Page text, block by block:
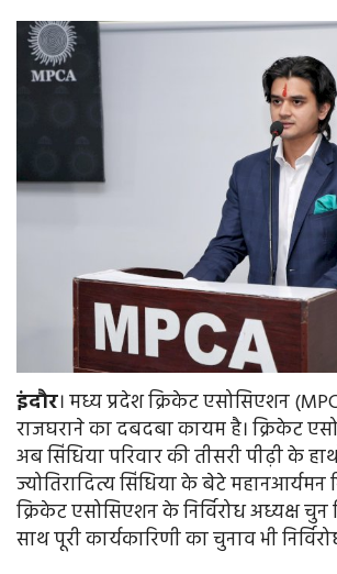
Home
इंदौर। मध्य प्रदेश क्रिकेट एसोसिएशन
राजघराने का दबदबा कायम है। क्रिकेट
अब सिंधिया परिवार की तीसरी पीढ़ी के
ज्योतिरादित्य सिंधिया के बेटे महानआर्यमन
क्रिकेट एसोसिएशन के निर्विरोध अध्यक्ष
साथ पूरी कार्यकारिणी का चुनाव भी